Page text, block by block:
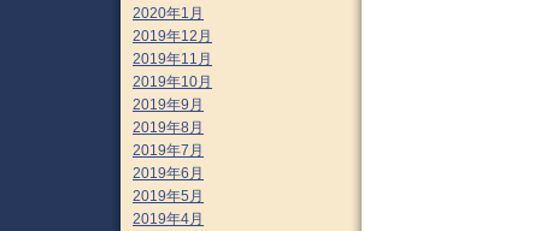
2020年1月
2019年12月
2019年11月
2019年10月
2019年9月
2019年8月
2019年7月
2019年6月
2019年5月
2019年4月